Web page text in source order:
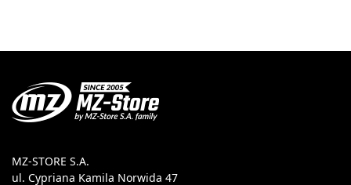
MZ-STORE S.A.
ul. Cypriana Kamila Norwida 47